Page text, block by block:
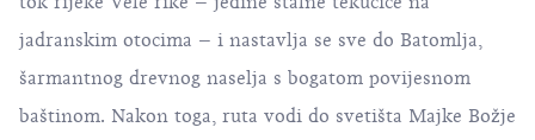
jadranskim otocima – i nastavlja se sve do Batomlja,
šarmantnog drevnog naselja s bogatom povijesnom
baštinom. Nakon toga, ruta vodi do svetišta Majke Božje